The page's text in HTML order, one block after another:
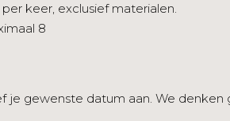
keer, exclusief materialen.
8
je gewenste datum aan. We denken